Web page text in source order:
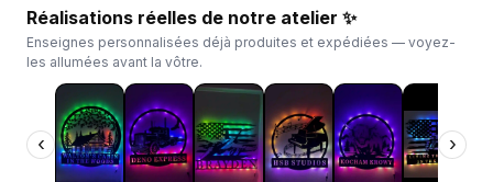
Réalisations réelles de notre atelier ✨
Enseignes personnalisées déjà produites et expédiées — voyez-
les allumées avant la vôtre.
‹ ›